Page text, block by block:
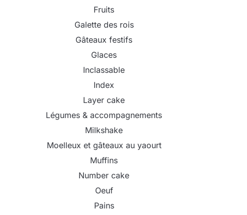
Fruits
Galette des rois
Gâteaux festifs
Glaces
Inclassable
Index
Layer cake
Légumes & accompagnements
Milkshake
Moelleux et gâteaux au yaourt
Muffins
Number cake
Oeuf
Pains